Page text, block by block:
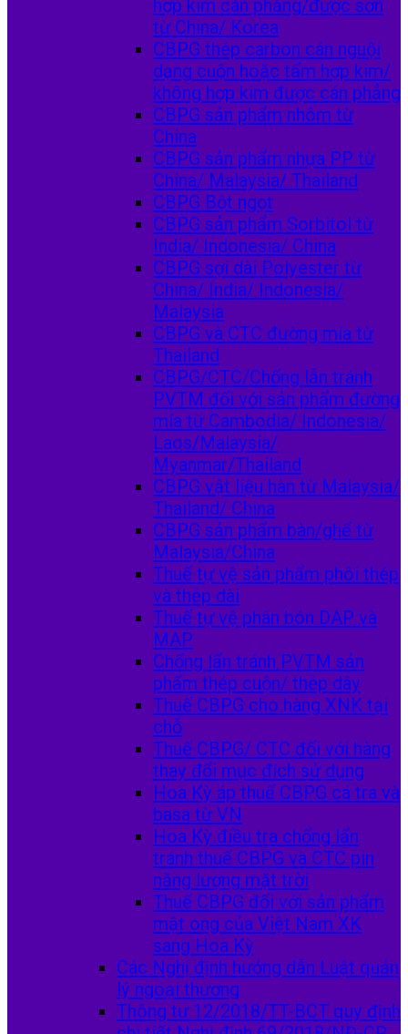
hợp kim cán phẳng/được sơn
từ China/ Korea
CBPG thép carbon cán nguội
dạng cuộn hoặc tấm hợp kim/
không hợp kim được cán phẳng
CBPG sản phẩm nhôm từ
China
CBPG sản phẩm nhựa PP từ
China/ Malaysia/ Thailand
CBPG Bột ngọt
CBPG sản phẩm Sorbitol từ
India/ Indonesia/ China
CBPG sợi dài Polyester từ
China/ India/ Indonesia/
Malaysia
CBPG và CTC đường mía từ
Thailand
CBPG/CTC/Chống lẫn tránh
PVTM đối với sản phẩm đường
mía từ Cambodia/ Indonesia/
Laos/Malaysia/
Myanmar/Thailand
CBPG vật liệu hàn từ Malaysia/
Thailand/ China
CBPG sản phẩm bàn/ghế từ
Malaysia/China
Thuế tự vệ sản phẩm phôi thép
và thép dài
Thuế tự vệ phân bón DAP và
MAP
Chống lẩn tránh PVTM sản
phẩm thép cuộn/ thép dây
Thuế CBPG cho hàng XNK tại
chỗ
Thuế CBPG/ CTC đối với hàng
thay đổi mục đích sử dụng
Hoa Kỳ áp thuế CBPG cá tra và
basa từ VN
Hoa Kỳ điều tra chống lẩn
tránh thuế CBPG và CTC pin
năng lượng mặt trời
Thuế CBPG đối với sản phẩm
mật ong của Việt Nam XK
sang Hoa Kỳ
Các Nghị định hướng dẫn Luật quản
lý ngoại thương
Thông tư 12/2018/TT-BCT quy định